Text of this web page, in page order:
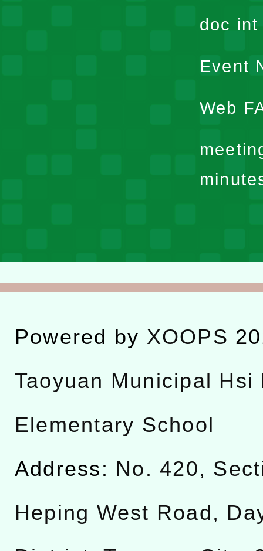
doc
Event
Web
Powered by XOOPS
Taoyuan Municipal Hsi
Elementary School
Address: No. 420,
Heping West Road,